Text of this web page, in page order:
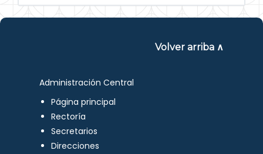
Volver arriba ∧
Administración Central
Página principal
Rectoría
Secretarios
Direcciones